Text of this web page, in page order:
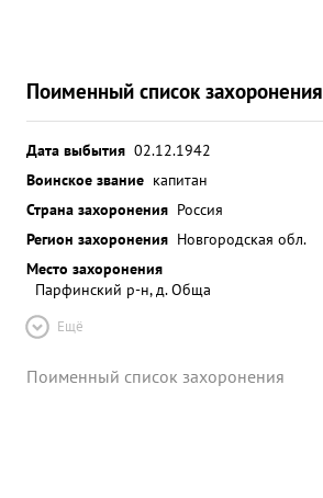
Поименный список захоронения
Дата выбытия 02.12.1942
Воинское звание капитан
Страна захоронения Россия
Регион захоронения Новгородская обл.
Место захоронения
Парфинский р-н, д. Обща
Ещё
Поименный список захоронения